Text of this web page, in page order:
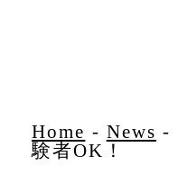
Home - News -
験者OK！